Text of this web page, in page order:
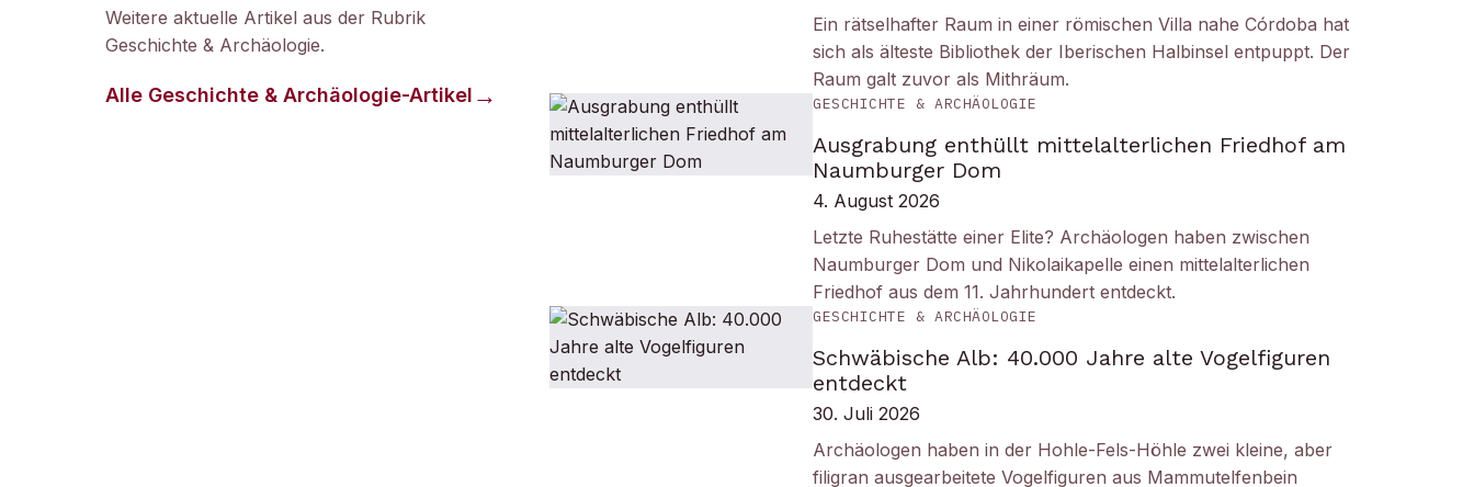
Weitere aktuelle Artikel aus der Rubrik
Geschichte & Archäologie.
Alle Geschichte & Archäologie-Artikel
Ein rätselhafter Raum in einer römischen Villa nahe Córdoba hat
sich als älteste Bibliothek der Iberischen Halbinsel entpuppt. Der
Raum galt zuvor als Mithräum.
GESCHICHTE & ARCHÄOLOGIE
Ausgrabung enthüllt mittelalterlichen Friedhof am
Naumburger Dom
4. August 2026
Letzte Ruhestätte einer Elite? Archäologen haben zwischen
Naumburger Dom und Nikolaikapelle einen mittelalterlichen
Friedhof aus dem 11. Jahrhundert entdeckt.
GESCHICHTE & ARCHÄOLOGIE
Schwäbische Alb: 40.000 Jahre alte Vogelfiguren
entdeckt
30. Juli 2026
Archäologen haben in der Hohle-Fels-Höhle zwei kleine, aber
filigran ausgearbeitete Vogelfiguren aus Mammutelfenbein